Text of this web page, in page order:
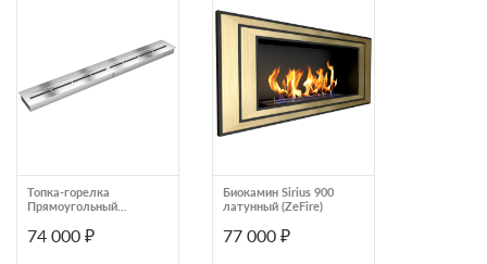
Топка-горелка
Прямоугольный
(ZeFire)
74 000 ₽
Биокамин Sirius 900
латунный (ZeFire)
77 000 ₽